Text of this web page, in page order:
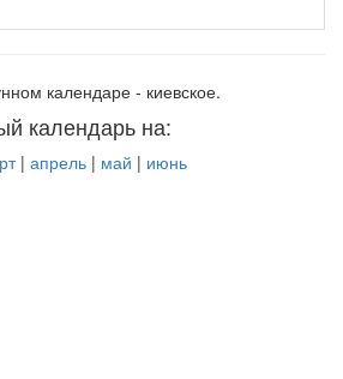
календаре - киевское.
календарь на:
| апрель | май | июнь